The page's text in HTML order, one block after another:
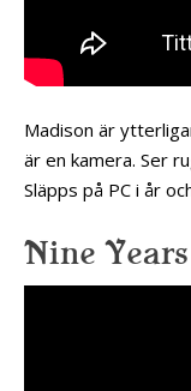
Madison är
är en kamera. Ser
Släpps på PC i år
Nine